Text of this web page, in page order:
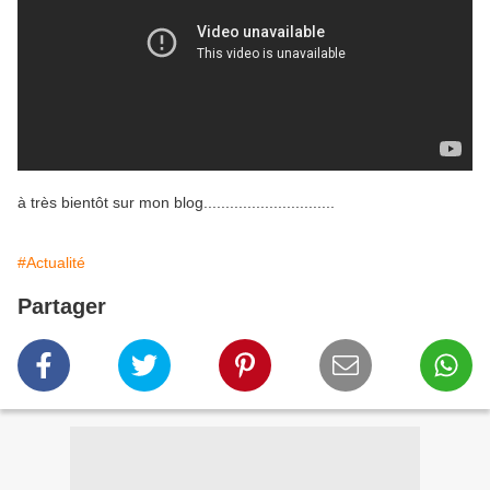
à très bientôt sur mon blog..............................
#Actualité
Partager